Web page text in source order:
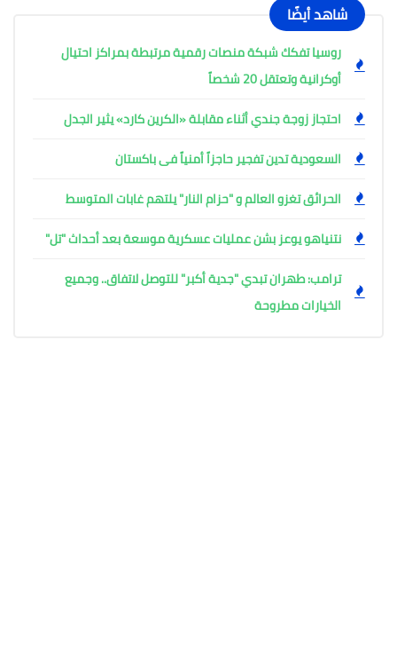
شاهد أيضًا
روسيا تفكك شبكة منصات رقمية مرتبطة بمراكز احتيال
أوكرانية وتعتقل 20 شخصاً
احتجاز زوجة جندي أثناء مقابلة «الكرين كارد» يثير الجدل
السعودية تدين تفجير حاجزاً أمنياً فى باكستان
الحرائق تغزو العالم و "حزام النار" يلتهم غابات المتوسط
نتنياهو يوعز بشن عمليات عسكرية موسعة بعد أحداث "تل"
ترامب: طهران تبدي "جدية أكبر" للتوصل لاتفاق.. وجميع
الخيارات مطروحة